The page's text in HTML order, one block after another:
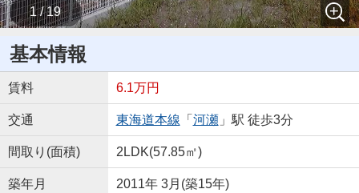
1 / 19
基本情報
賃料 6.1万円
交通 東海道本線 「 河瀬」駅 徒歩3分
間取り(面積) 2LDK(57.85㎡)
築年月 2011年 3月(築15年)